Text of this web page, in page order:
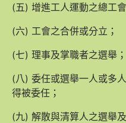
(五) 增進工人運動之總工
(六) 工會之合併或分立；
(七) 理事及掌職者之選舉；
(八) 委任或選舉一人或多
得被委任；
(九) 解散與清算人之選舉